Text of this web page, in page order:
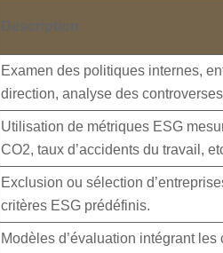
Description
Examen des politiques internes,
direction, analyse des
Utilisation de métriques ESG
CO2, taux d’accidents du travail,
Exclusion ou sélection
critères ESG prédéfinis.
Modèles d’évaluation intégrant